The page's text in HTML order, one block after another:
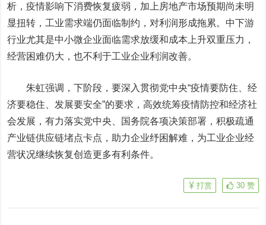
析，疫情影响下消费恢复疲弱，加上房地产市场预期尚未明
显扭转，工业需求端仍面临制约，对利润形成拖累。中下游
行业尤其是中小微企业面临需求放缓和成本上升双重压力，
经营困难仍大，也不利于工业企业利润改善。
朱虹强调，下阶段，要深入贯彻党中央“疫情要防住、经
济要稳住、发展要安全”的要求，高效统筹疫情防控和经济社
会发展，有力落实党中央、国务院各项决策部署，积极疏通
产业链供应链堵点卡点，助力企业纾困解难，为工业企业经
营状况继续恢复创造更多有利条件。
30 赞
打赏